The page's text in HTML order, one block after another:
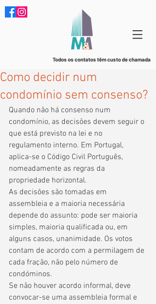
Todos os contatos têm custo de chamada
Como decidir num
condomínio sem consenso?
Quando não há consenso num
condomínio, as decisões devem seguir o
que está previsto na lei e no
regulamento interno. Em Portugal,
aplica-se o Código Civil Português,
nomeadamente as regras da
propriedade horizontal.
As decisões são tomadas em
assembleia e a maioria necessária
depende do assunto: pode ser maioria
simples, maioria qualificada ou, em
alguns casos, unanimidade. Os votos
contam de acordo com a permilagem de
cada fração, não pelo número de
condóminos.
Se não houver acordo informal, deve
convocar-se uma assembleia formal e